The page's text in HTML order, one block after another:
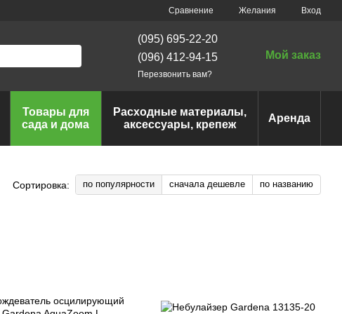
Сравнение Желания Вход
(095) 695-22-20
(096) 412-94-15
Перезвонить вам?
Мой заказ
Товары для
сада и дома
Расходные материалы,
аксессуары, крепеж
Аренда
Сортировка: по популярности сначала дешевле по названию